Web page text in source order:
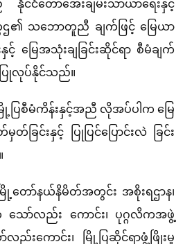
ငံတော်အေးချမ်းသာယာရေးနှင့်
ကဌ၏ သဘောတူညီ ချက်ဖြင့် မြေယာ
းနှင့် မြေအသုံးချခြင်းဆိုင်ရာ စီမံချက်
ပြုလုပ်နိုင်သည်။
ပြစီမံကိန်းနှင့်အညီ လိုအပ်ပါက မြေ
ခြင်းနှင့် ပြုပြင်ပြောင်းလဲ ခြင်း
တော်နယ်နိမိတ်အတွင်း အစိုးရဌာန၊
ော်လည်း ကောင်း၊ ပုဂ္ဂလိကအဖွဲ့
းကောင်း၊ မြို့ပြဆိုင်ရာဖွံ့ဖြိုးမှု